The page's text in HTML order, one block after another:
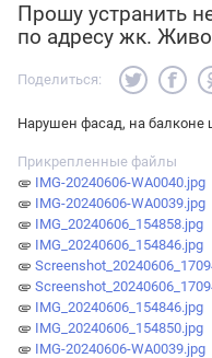
Прошу устранить
по адресу жк.
Поделиться:
Нарушен фасад, на балконе
Прикрепленные файлы
IMG-20240606-WA0040.jpg
IMG-20240606-WA0039.jpg
IMG_20240606_154858.jpg
IMG_20240606_154846.jpg
IMG_20240606_154846.jpg
IMG_20240606_154850.jpg
IMG-20240606-WA0039.jpg